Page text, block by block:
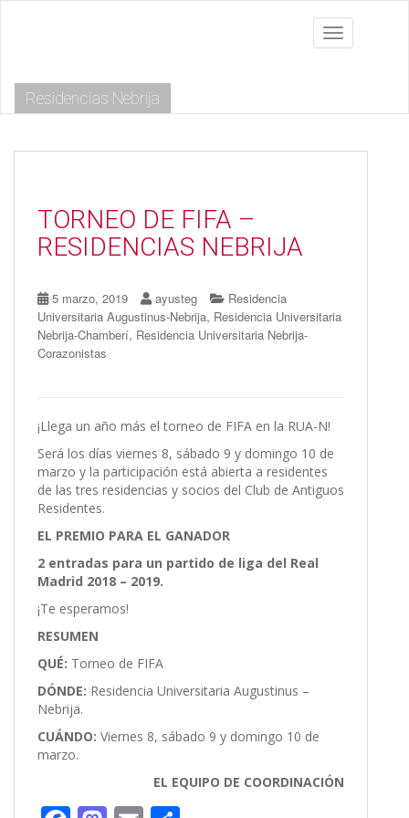
m
Toggle
Residencias Nebrija
TORNEO DE FIFA –
RESIDENCIAS NEBRIJA
5 marzo, 2019 ayusteg
Residencia
Universitaria Augustinus-Nebrija, Residencia Universitaria
Nebrija-Chamberí, Residencia Universitaria Nebrija-
Corazonistas
¡Llega un año más el torneo de FIFA en la RUA-N!
Será los días viernes 8, sábado 9 y domingo 10 de
marzo y la participación está abierta a residentes
de las tres residencias y socios del Club de Antiguos
Residentes.
EL PREMIO PARA EL GANADOR
2 entradas para un partido de liga del Real
Madrid 2018 – 2019.
¡Te esperamos!
RESUMEN
QUÉ: Torneo de FIFA
DÓNDE: Residencia Universitaria Augustinus –
Nebrija.
CUÁNDO: Viernes 8, sábado 9 y domingo 10 de
marzo.
EL EQUIPO DE COORDINACIÓN